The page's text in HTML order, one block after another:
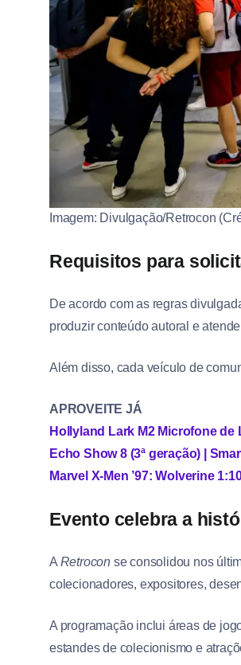
Imagem: Divulgação/Retrocon
Requisitos para
De acordo com as regras
produzir conteúdo autoral e
Além disso, cada veículo de
APROVEITE JÁ
Hollyland Lark M2 Microfone de
Echo Show 8 (3ª geração) |
Marvel X-Men ’97: Wolverine
Evento celebra a
A Retrocon se consolidou nos
colecionadores, expositores,
A programação inclui áreas de
estandes de colecionismo e